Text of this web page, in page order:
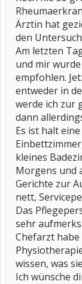
Ärztin hat
den
Am letzten
und mir
empfohlen.
entweder in
werde ich zur
dann
Es ist halt
kleines
Morgens und
Gerichte zur
nett,
Das
sehr
Chefarzt habe
wissen, was
Ich wünsche